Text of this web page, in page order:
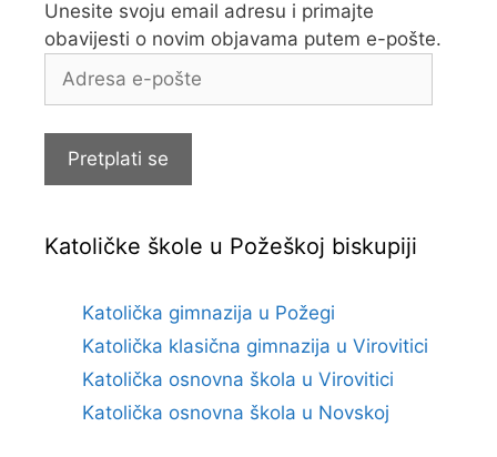
Unesite svoju email adresu i primajte
obavijesti o novim objavama putem e-pošte.
e-
Pretplati se
Katoličke škole u Požeškoj biskupiji
Katolička gimnazija u Požegi
Katolička klasična gimnazija u Virovitici
Katolička osnovna škola u Virovitici
Katolička osnovna škola u Novskoj